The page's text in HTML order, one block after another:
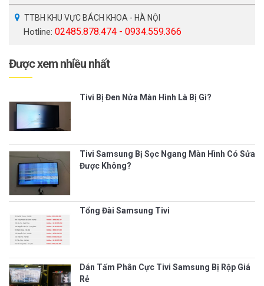
TTBH KHU VỰC BÁCH KHOA - HÀ NỘI
Hotline: 02485.878.474 - 0934.559.366
Được xem nhiều nhất
Tivi Bị Đen Nửa Màn Hình Là Bị Gì?
Tivi Samsung Bị Sọc Ngang Màn Hình Có Sửa
Được Không?
Tổng Đài Samsung Tivi
Dán Tấm Phân Cực Tivi Samsung Bị Rộp Giá
Rẻ